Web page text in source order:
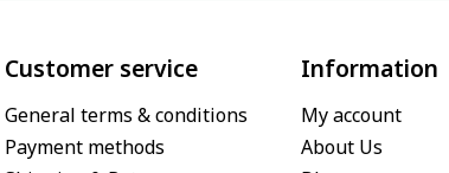
Customer service
General terms & conditions
Payment methods
Information
My account
About Us